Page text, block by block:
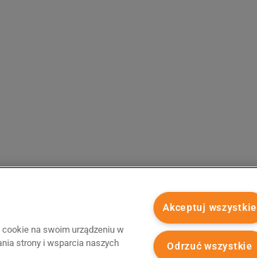
na swoim urządzeniu w
strony i wsparcia naszych
Akceptuj wszystkie
Odrzuć wszystkie